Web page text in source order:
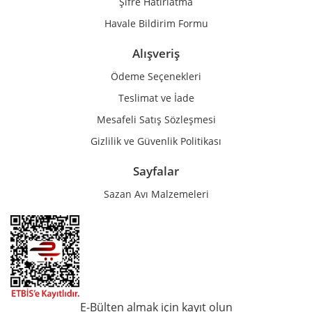
Havale Bildirim Formu
Alışveriş
Ödeme Seçenekleri
Teslimat ve İade
Mesafeli Satış Sözleşmesi
Gizlilik ve Güvenlik Politikası
Sayfalar
Sazan Avı Malzemeleri
E-Bülten almak için kayıt olun